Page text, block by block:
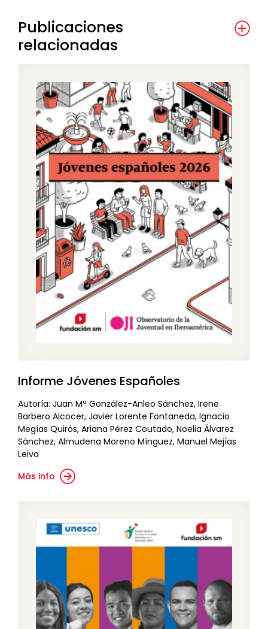
Publicaciones
relacionadas
Informe Jóvenes Españoles
Autoría: Juan Mª González-Anleo Sánchez, Irene
Barbero Alcocer, Javier Lorente Fontaneda, Ignacio
Megías Quirós, Ariana Pérez Coutado, Noelia Álvarez
Sánchez, Almudena Moreno Mínguez, Manuel Mejías
Leiva
Más info